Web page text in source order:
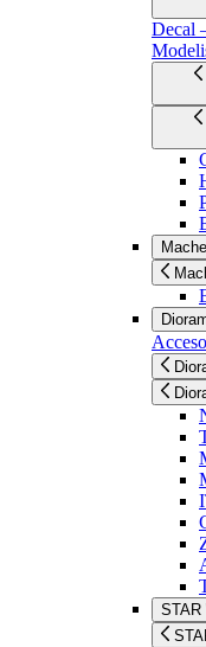
Decal
Decal – Piese Foto-Gravate și Zimmerit
Decal – Piese Foto-Gravate și Zimmerit
STAR